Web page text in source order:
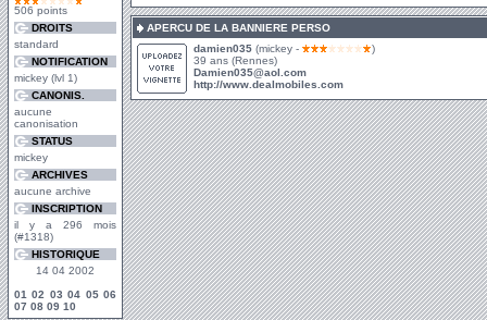
506 points
DROITS
standard
NOTIFICATION
mickey (lvl 1)
CANONIS.
aucune
canonisation
STATUS
mickey
ARCHIVES
aucune archive
INSCRIPTION
il y a 296 mois
(#1318)
HISTORIQUE
14 04 2002
01 02 03 04 05 06
07 08 09 10
APERCU DE LA BANNIERE PERSO
damien035 (mickey -
)
39 ans (Rennes)
Damien035@aol.com
http://www.dealmobiles.com